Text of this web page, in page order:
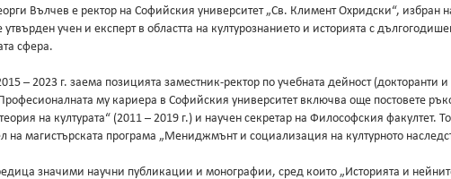
Вълчев е ректор на Софийския университет „Св. Климент Охридски“, избран
утвърден учен и експерт в областта на културознанието и историята с
сфера.
– 2023 г. заема позицията заместник-ректор по учебната дейност (докторанти
му кариера в Софийския университет включва още постовете
на културата“ (2011 – 2019 г.) и научен секретар на Философския факултет.
на магистърската програма „Мениджмънт и социализация на културното
значими научни публикации и монографии, сред които „Историята и